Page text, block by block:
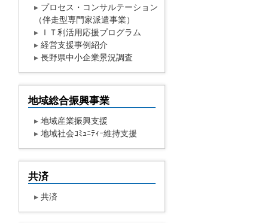
▸ プロセス・コンサルテーション
（伴走型専門家派遣事業）
▸ ＩＴ利活用応援プログラム
▸ 経営支援事例紹介
▸ 長野県中小企業景況調査
地域総合振興事業
▸ 地域産業振興支援
▸ 地域社会ｺﾐｭﾆﾃｨｰ維持支援
共済
▸ 共済